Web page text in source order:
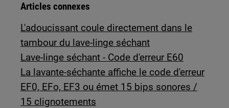
Articles connexes
L'adoucissant coule directement dans le
tambour du lave-linge séchant
Lave-linge séchant - Code d'erreur E60
La lavante-séchante affiche le code d'erreur
EF0, EFo, EF3 ou émet 15 bips sonores /
15 clignotements